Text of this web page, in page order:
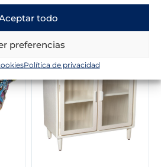
todo
preferencias
Política de privacidad
tienda